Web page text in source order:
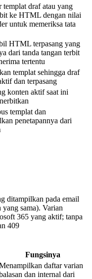
templat draf atau yang
ke HTML dengan nilai
untuk memeriksa tata
HTML terpasang yang
dari tanda tangan terbit
tertentu
templat sehingga draf
dan terpasang
konten aktif saat ini
templat dan
penetapannya dari
ditampilkan pada email
yang sama). Varian
365 yang aktif; tanpa
409
Fungsinya
daftar varian
dan internal dari